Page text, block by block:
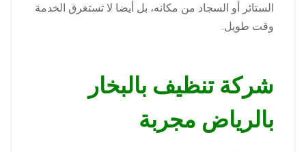
الستائر أو السجاد من مكانه، بل أيضا لا تستغرق الخدمة
وقت طويل.
شركة تنظيف بالبخار
بالرياض مجربة